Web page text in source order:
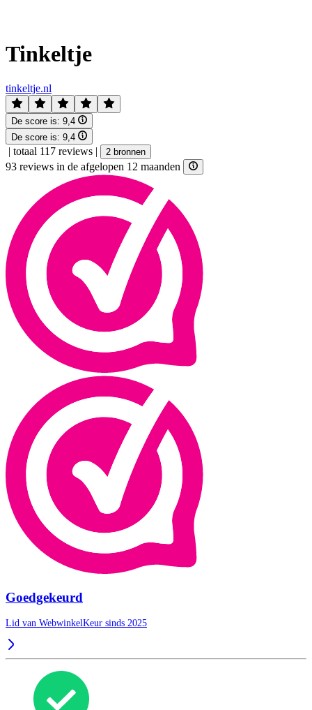
Tinkeltje
tinkeltje.nl
De score is: 9,4
De score is: 9,4
| totaal 117 reviews | 2 bronnen
93 reviews in de afgelopen 12 maanden
Goedgekeurd
Lid van WebwinkelKeur sinds 2025